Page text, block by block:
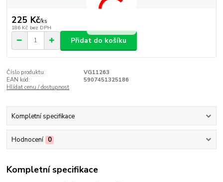
225 Kč/ks
186 Kč bez DPH
Přidat do košíku
Číslo produktu:
VG11263
EAN kód:
5907451325186
Hlídat cenu / dostupnost
Kompletní specifikace
Hodnocení 0
Kompletní specifikace